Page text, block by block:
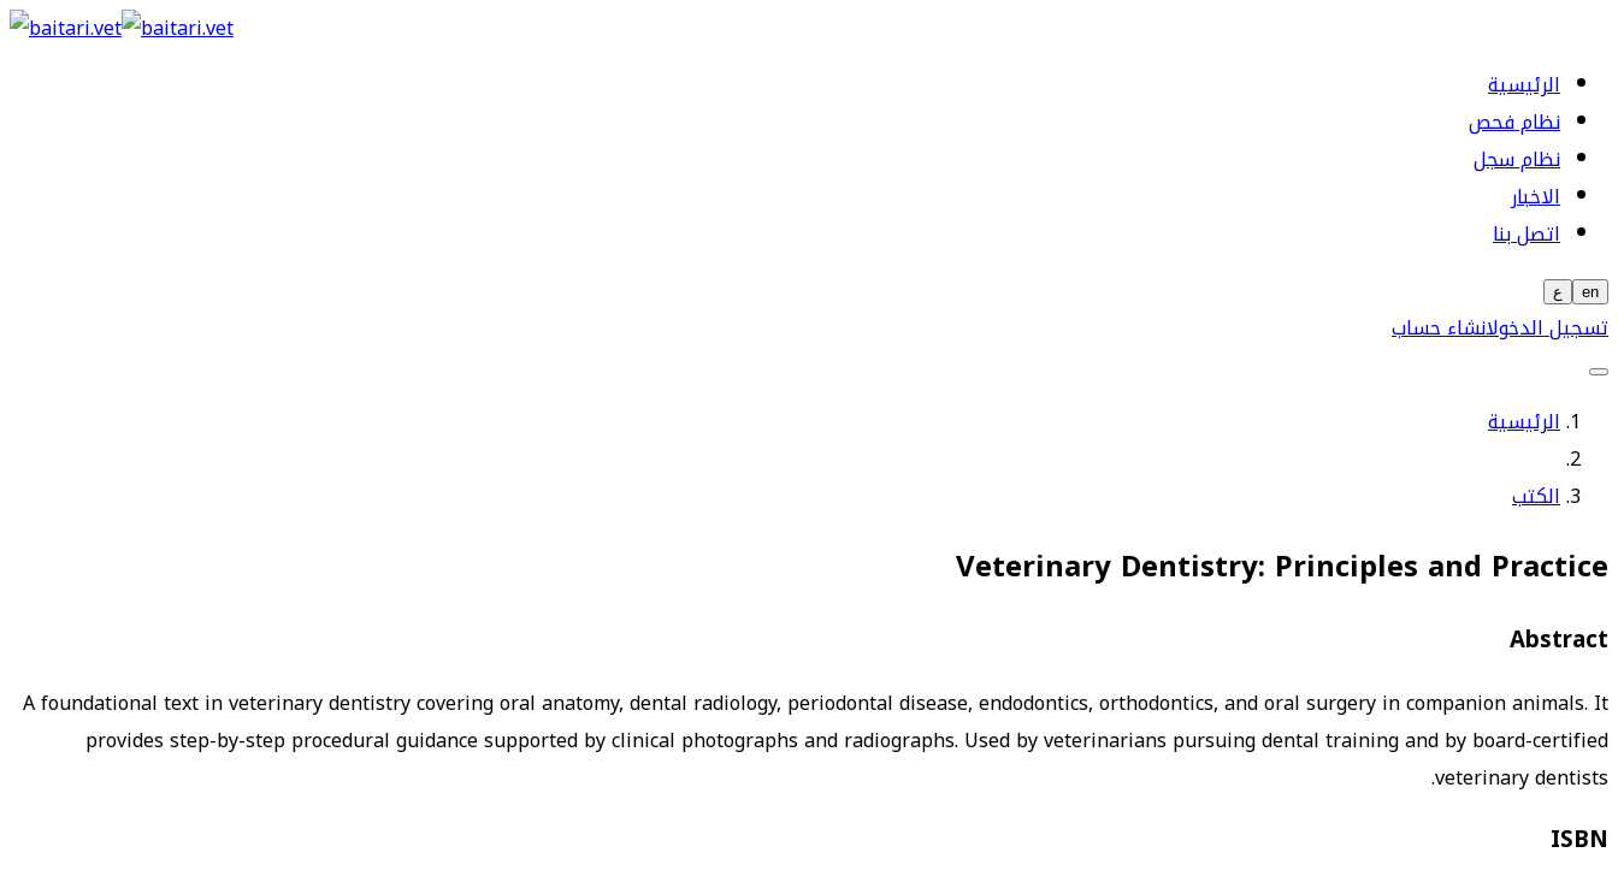
الرئيسية
نظام فحص
نظام سجل
الاخبار
اتصل بنا
en ع
تسجيل الدخولانشاء حساب
الرئيسية
الكتب
Veterinary Dentistry: Principles and Practice
Abstract
A foundational text in veterinary dentistry covering oral anatomy, dental radiology, periodontal disease, endodontics, orthodontics, and oral surgery in companion animals. It
provides step-by-step procedural guidance supported by clinical photographs and radiographs. Used by veterinarians pursuing dental training and by board-certified
veterinary dentists.
ISBN